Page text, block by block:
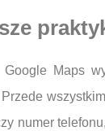
Maps
numer